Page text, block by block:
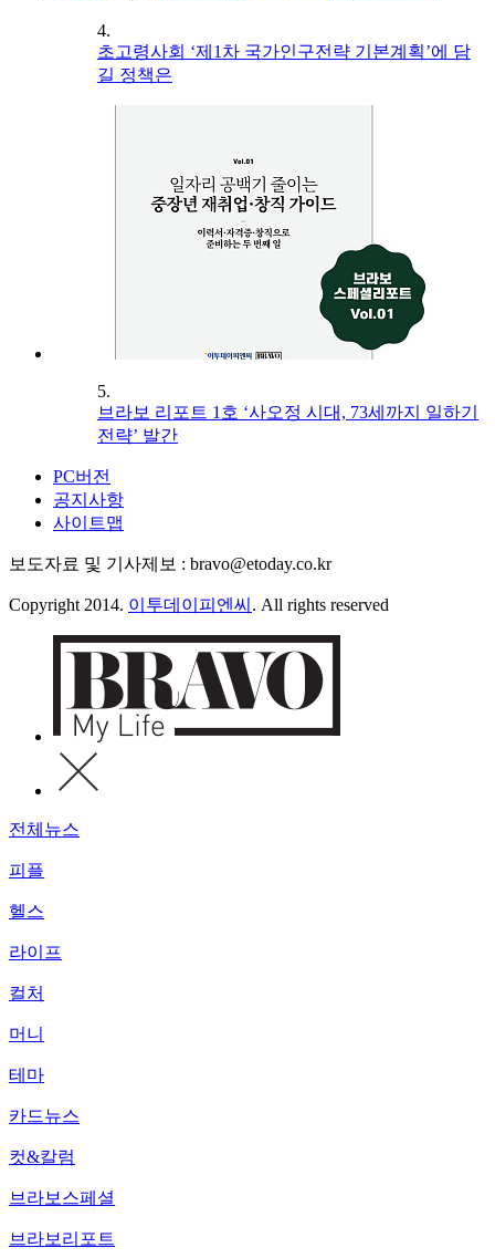
4.
초고령사회 ‘제1차 국가인구전략 기본계획’에 담
길 정책은
5.
브라보 리포트 1호 ‘사오정 시대, 73세까지 일하기
전략’ 발간
PC버전
공지사항
사이트맵
보도자료 및 기사제보 : bravo@etoday.co.kr
Copyright 2014. 이투데이피엔씨 . All rights reserved
전체뉴스
피플
헬스
라이프
컬처
머니
테마
카드뉴스
컷&칼럼
브라보스페셜
브라보리포트